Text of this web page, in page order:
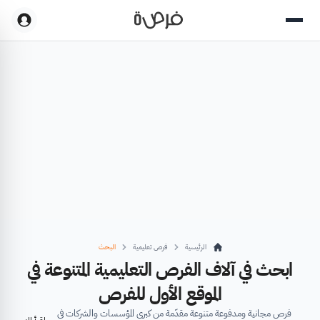
الرئيسية فرص تعليمية البحث
ابحث في آلاف الفرص التعليمية المتنوعة في
الموقع الأول للفرص
فرص مجانية ومدفوعة متنوعة مقدّمة من كبرى المؤسسات والشركات في